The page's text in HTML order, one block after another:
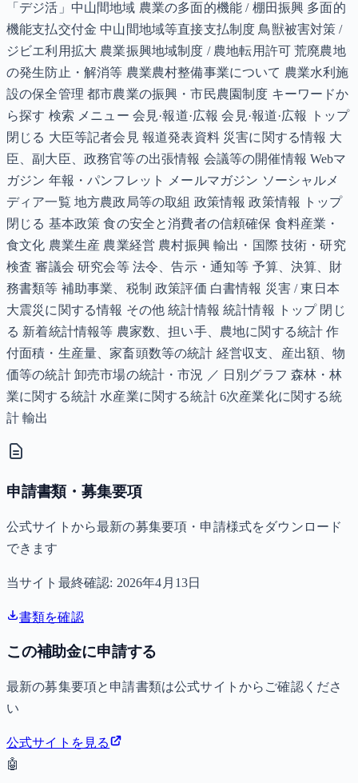
「デジ活」中山間地域 農業の多面的機能 / 棚田振興 多面的
機能支払交付金 中山間地域等直接支払制度 鳥獣被害対策 /
ジビエ利用拡大 農業振興地域制度 / 農地転用許可 荒廃農地
の発生防止・解消等 農業農村整備事業について 農業水利施
設の保全管理 都市農業の振興・市民農園制度 キーワードか
ら探す 検索 メニュー 会見·報道·広報 会見·報道·広報 トップ
閉じる 大臣等記者会見 報道発表資料 災害に関する情報 大
臣、副大臣、政務官等の出張情報 会議等の開催情報 Webマ
ガジン 年報・パンフレット メールマガジン ソーシャルメ
ディア一覧 地方農政局等の取組 政策情報 政策情報 トップ
閉じる 基本政策 食の安全と消費者の信頼確保 食料産業・
食文化 農業生産 農業経営 農村振興 輸出・国際 技術・研究
検査 審議会 研究会等 法令、告示・通知等 予算、決算、財
務書類等 補助事業、税制 政策評価 白書情報 災害 / 東日本
大震災に関する情報 その他 統計情報 統計情報 トップ 閉じ
る 新着統計情報等 農家数、担い手、農地に関する統計 作
付面積・生産量、家畜頭数等の統計 経営収支、産出額、物
価等の統計 卸売市場の統計・市況 ／ 日別グラフ 森林・林
業に関する統計 水産業に関する統計 6次産業化に関する統
計 輸出
申請書類・募集要項
公式サイトから最新の募集要項・申請様式をダウンロード
できます
当サイト最終確認: 2026年4月13日
書類を確認
この補助金に申請する
最新の募集要項と申請書類は公式サイトからご確認くださ
い
公式サイトを見る
🤖